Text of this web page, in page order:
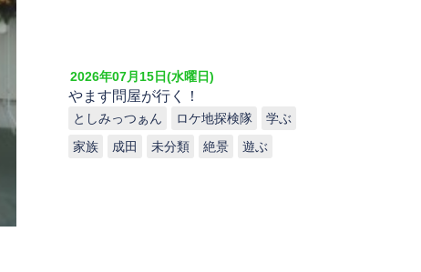
2026年07月15日(水曜日)
やます問屋が行く！
としみっつぁん ロケ地探検隊
学ぶ
家族
成田 未分類 絶景 遊ぶ